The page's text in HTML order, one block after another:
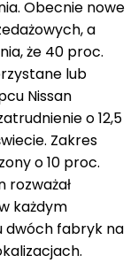
Obecnie nowe
a
że 40 proc.
lub
Nissan
o 12,5
Zakres
o 10 proc.
rozważał
każdym
dwóch fabryk na